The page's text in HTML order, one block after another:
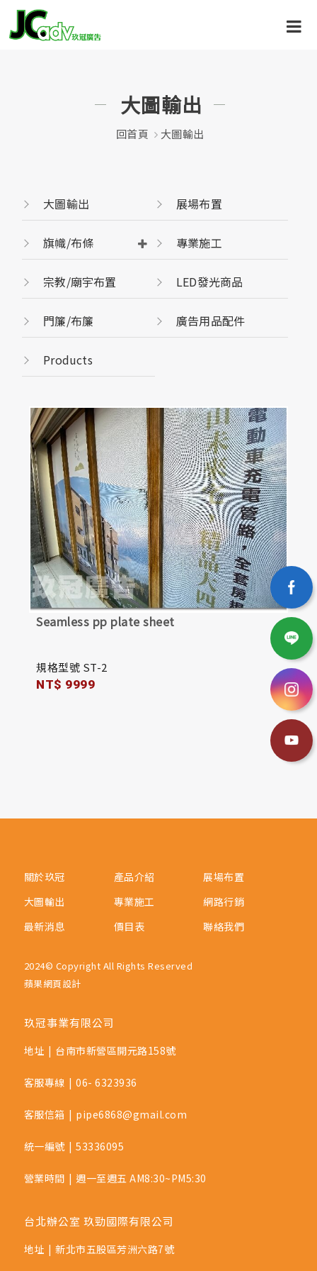
大圖輸出
回首頁 大圖輸出
大圖輸出 展場布置
旗幟/布條 專業施工
宗教/廟宇布置 LED發光商品
門簾/布簾 廣告用品配件
Products
Seamless pp plate sheet
規格型號 ST-2
NT$ 9999
關於玖冠 產品介紹
展場布置
大圖輸出
專業施工
網路行銷
最新消息
價目表 聯絡我們
2024© Copyright All Rights Reserved
蘋果網頁設計
玖冠事業有限公司
地址 | 台南市新營區開元路158號
客服專線 | 06- 6323936
客服信箱 | pipe6868@gmail.com
統一編號 | 53336095
營業時間 | 週一至週五 AM8:30~PM5:30
台北辦公室 玖勁國際有限公司
地址 | 新北市五股區芳洲六路7號